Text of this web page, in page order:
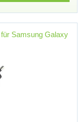
Samsung Galaxy